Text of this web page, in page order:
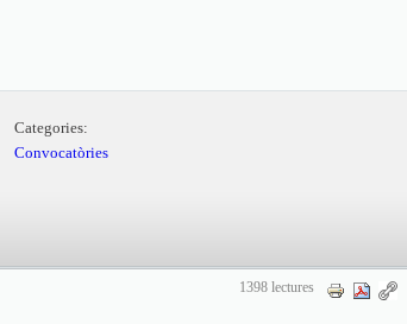
Categories:
Convocatòries
1398 lectures